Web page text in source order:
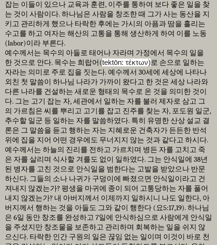
잡는 이들이 있으나 교육과 훈련, 이주를 통하여 보다 좋은 일을 찾
는 것이 사람이다.하나님은 사람을 창조한 때 그가 사는 동산을 지
키고 관리하게 했으나 타락한 후에는 가시의 아픔과 땀을 흘리는
수고를 하고 여자는 해산의 고통을 통해 생산하게 하여 이를 노동
(labor)이라 부른다.
예수께서는 목수의 아들로 태어나 자라며 가정에서 목수의 일을
한 것으로 안다. 목수는 희랍어 (tektōn: τέκτων)로 손으로 일하는
자라는 의미로 주로 집을 짓는다. 예수께서 30세에 세상에 나타나
외친 첫 말씀이 하나님 나라가 가까이 왔다고 한 것은 세상 나라와
다른 나라를 건설하는 새로운 형태의 목수로 온 것을 의미한 것이
다. 그는 고기 잡는 자,세관에서 일하는 자를 불러 제자로 삼고 그
의 가르침은 씨를 뿌리고 고기를 잡고 진주를 찾는 자, 포도원 일군,
추수할 일군 등 일하는 자를 말씀하였다. 특히 유명한 산상 설교 결
론은 그 말씀을 듣고 행하는 자는 지혜로운 건축자가 든든한 반석
위에 집을 지어 어떤 경우에도 무너지지 않는 것과 같다고 하시다.
예수께서는 하늘의 진리를 전하고 가르치며 병든 자를 고치고 죽
은 자를 살리며 식사할 겨를도 없이 일하였다. 그는 안식일에 38년
된 병자를 고친 것으로 안식일을 범한다는 고발을 받았으나 반문
하신다. 그들의 소나 나귀가 구덩이에 빠졌으면 안식일이라고 건
져내지 않겠는가? 평생을 마귀에 종이 되어 고통당하는 자를 풀어
내지 않겠는가? 내 아버지께서 이제까지 일하시니 나도 일한다, 아
버지께서 행하는 것을 아들도 그와 같이 행한다 (요5:17,19).하나님
은 6일 동안 창조를 완성하고 7일에 안식하심으로 사람에게 안식일
을 주셨지만 창조물을 보존하고 관리하며 회복하는 일을 쉬지 않
으신다. 타락한 인간 구원의 일은 끊임 없는 일이며 이것이 바로 천